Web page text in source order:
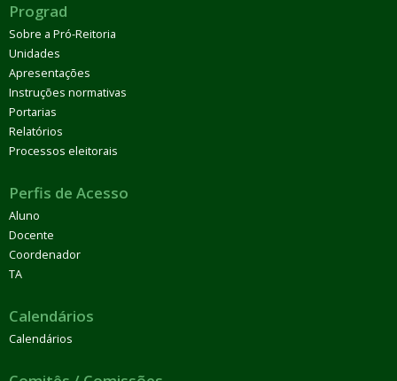
Prograd
Sobre a Pró-Reitoria
Unidades
Apresentações
Instruções normativas
Portarias
Relatórios
Processos eleitorais
Perfis de Acesso
Aluno
Docente
Coordenador
TA
Calendários
Calendários